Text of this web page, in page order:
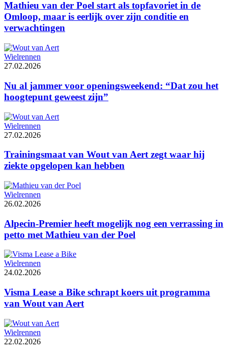
Mathieu van der Poel start als topfavoriet in de
Omloop, maar is eerlijk over zijn conditie en
verwachtingen
Wielrennen
27.02.2026
Nu al jammer voor openingsweekend: “Dat zou het
hoogtepunt geweest zijn”
Wielrennen
27.02.2026
Trainingsmaat van Wout van Aert zegt waar hij
ziekte opgelopen kan hebben
Wielrennen
26.02.2026
Alpecin-Premier heeft mogelijk nog een verrassing in
petto met Mathieu van der Poel
Wielrennen
24.02.2026
Visma Lease a Bike schrapt koers uit programma
van Wout van Aert
Wielrennen
22.02.2026